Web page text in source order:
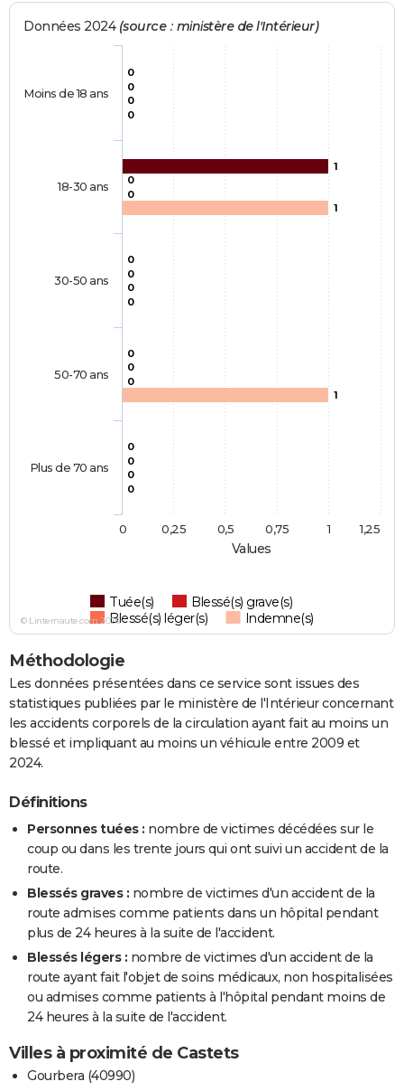
Values
Données 2024 (source : ministère de l'Intérieur)
0
1
0
0
0
0
0
0
0
0
0
0
0
0
0
0
1
0
1
0
Tuée(s)
Blessé(s) grave(s)
Blessé(s) léger(s)
Indemne(s)
Moins de 18 ans
18-30 ans
30-50 ans
50-70 ans
Plus de 70 ans
0 1
0,25 0,5 0,75 1,25
© Linternaute.com 2026
Méthodologie
Les données présentées dans ce service sont issues des
statistiques publiées par le ministère de l'Intérieur concernant
les accidents corporels de la circulation ayant fait au moins un
blessé et impliquant au moins un véhicule entre 2009 et
2024.
Définitions
Personnes tuées : nombre de victimes décédées sur le
coup ou dans les trente jours qui ont suivi un accident de la
route.
Blessés graves : nombre de victimes d'un accident de la
route admises comme patients dans un hôpital pendant
plus de 24 heures à la suite de l'accident.
Blessés légers : nombre de victimes d'un accident de la
route ayant fait l'objet de soins médicaux, non hospitalisées
ou admises comme patients à l'hôpital pendant moins de
24 heures à la suite de l'accident.
Villes à proximité de Castets
Gourbera (40990)